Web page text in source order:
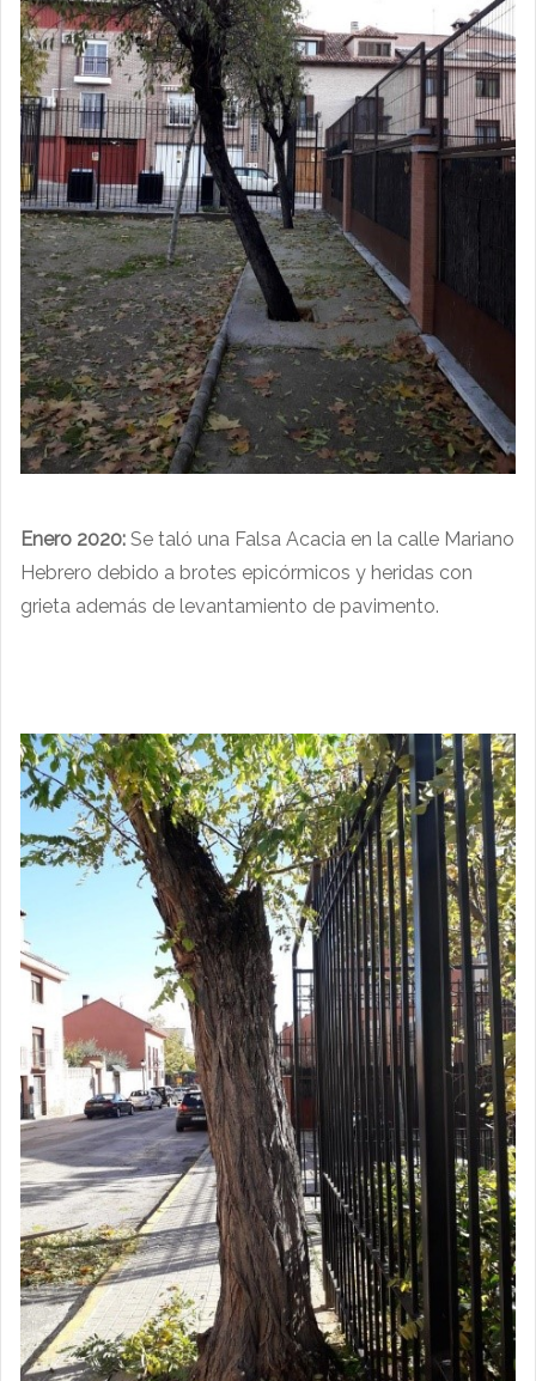
Enero 2020: Se taló una Falsa Acacia en la calle Mariano
Hebrero debido a brotes epicórmicos y heridas con
grieta además de levantamiento de pavimento.